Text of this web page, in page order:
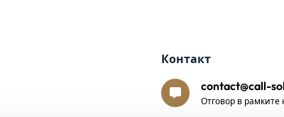
Контакт
contact@call-
Отговор в рамките